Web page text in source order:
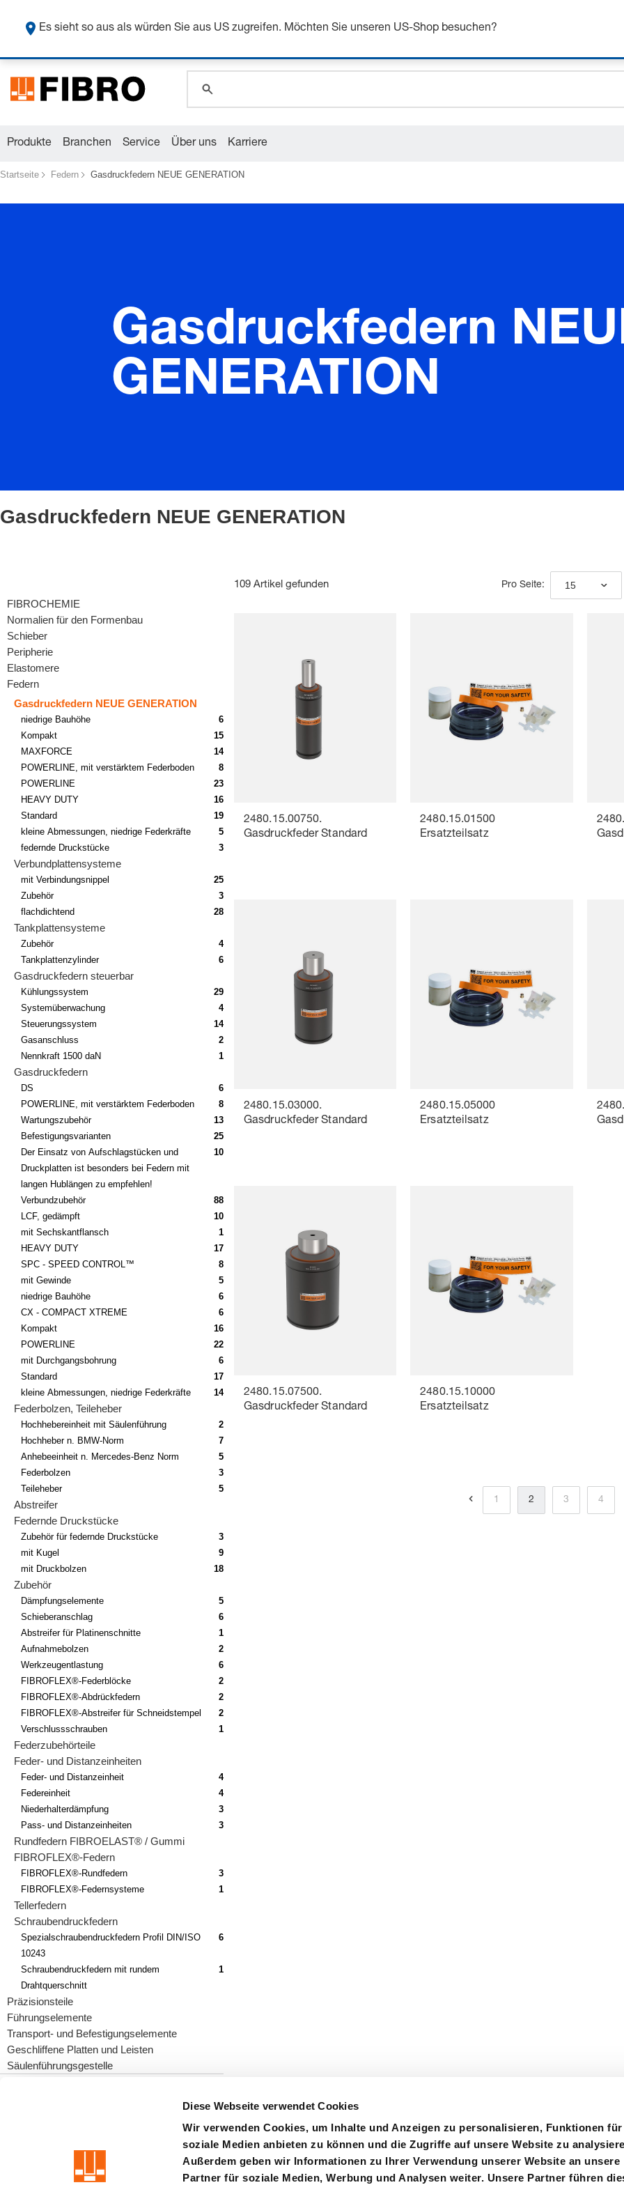
Diese Webseite verwendet Cookies
Wir verwenden Cookies, um Inhalte und Anzeigen zu personalisieren, Funktionen für
soziale Medien anbieten zu können und die Zugriffe auf unsere Website zu
Außerdem geben wir Informationen zu Ihrer Verwendung unserer Website an unsere
Partner für soziale Medien, Werbung und Analysen weiter. Unsere Partner führen
global.search.placeholder.name
global.search.placeholder.category
Produkte Branchen Service Über uns Karriere
Startseite Federn Gasdruckfedern NEUE GENERATION
Gasdruckfedern
GENERATION
Gasdruckfedern NEUE GENERATION
FIBROCHEMIE
Normalien für den Formenbau
Schieber
Peripherie
Elastomere
Federn
Gasdruckfedern NEUE GENERATION
niedrige Bauhöhe
6
Kompakt
15
MAXFORCE
14
POWERLINE, mit verstärktem Federboden
8
POWERLINE
23
HEAVY DUTY
16
Standard
19
kleine Abmessungen, niedrige Federkräfte
5
federnde Druckstücke
3
Verbundplattensysteme
mit Verbindungsnippel
25
Zubehör
3
flachdichtend
28
Tankplattensysteme
Zubehör
4
Tankplattenzylinder
6
Gasdruckfedern steuerbar
Kühlungssystem
29
Systemüberwachung
4
Steuerungssystem
14
Gasanschluss
2
Nennkraft 1500 daN
1
Gasdruckfedern
DS
6
POWERLINE, mit verstärktem Federboden
8
Wartungszubehör
13
Befestigungsvarianten
25
Der Einsatz von Aufschlagstücken und
Druckplatten ist besonders bei Federn mit
langen Hublängen zu empfehlen!
10
Verbundzubehör
88
LCF, gedämpft
10
mit Sechskantflansch
1
HEAVY DUTY
17
SPC - SPEED CONTROL™
8
mit Gewinde
5
niedrige Bauhöhe
6
CX - COMPACT XTREME
6
Kompakt
16
POWERLINE
22
mit Durchgangsbohrung
6
Standard
17
kleine Abmessungen, niedrige Federkräfte
14
Federbolzen, Teileheber
Hochhebereinheit mit Säulenführung
2
Hochheber n. BMW-Norm
7
Anhebeeinheit n. Mercedes-Benz Norm
5
Federbolzen
3
Teileheber
5
Abstreifer
Federnde Druckstücke
Zubehör für federnde Druckstücke
3
mit Kugel
9
mit Druckbolzen
18
Zubehör
Dämpfungselemente
5
Schieberanschlag
6
Abstreifer für Platinenschnitte
1
Aufnahmebolzen
2
Werkzeugentlastung
6
FIBROFLEX®-Federblöcke
2
FIBROFLEX®-Abdrückfedern
2
FIBROFLEX®-Abstreifer für Schneidstempel
2
Verschlussschrauben
1
Federzubehörteile
Feder- und Distanzeinheiten
Feder- und Distanzeinheit
4
Federeinheit
4
Niederhalterdämpfung
3
Pass- und Distanzeinheiten
3
Rundfedern FIBROELAST® / Gummi
FIBROFLEX®-Federn
FIBROFLEX®-Rundfedern
3
FIBROFLEX®-Federnsysteme
1
Tellerfedern
Schraubendruckfedern
Spezialschraubendruckfedern Profil DIN/ISO
10243
6
Schraubendruckfedern mit rundem
Drahtquerschnitt
1
Präzisionsteile
Führungselemente
Transport- und Befestigungselemente
Geschliffene Platten und Leisten
Säulenführungsgestelle
109 Artikel gefunden Pro Seite: 15
2480.15.00750.
Gasdruckfeder Standard
2480.15.01500
Ersatzteilsatz
2480.15.03000.
Gasdruckfeder Standard
2480.15.05000
Ersatzteilsatz
2480.15.07500.
Gasdruckfeder Standard
2480.15.10000
Ersatzteilsatz
1 2 3 4
AGB Hinweisgebersystem Einkauf
Es sieht so aus als würden Sie aus US zugreifen. Möchten Sie unseren US-Shop besuchen?